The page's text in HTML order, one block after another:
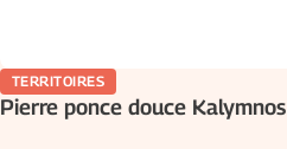
TERRITOIRES
Pierre ponce douce Kalymnos